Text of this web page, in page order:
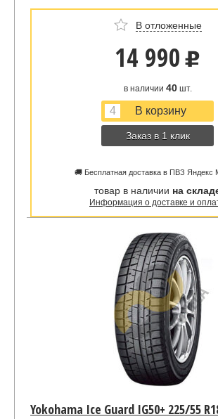
В отложенные
14 990 u
в наличии 40шт.
Заказ в 1 клик
🚚 Бесплатная доставка в ПВЗ Яндекс
товар в наличии на
Информация о доставке и
Yokohama Ice Guard IG50+ 225/55